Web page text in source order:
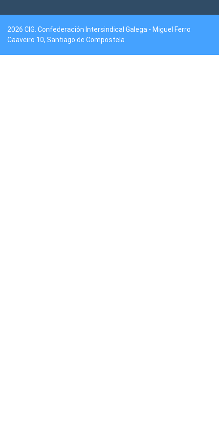
2026 CIG. Confederación Intersindical Galega - Miguel Ferro
Caaveiro 10, Santiago de Compostela